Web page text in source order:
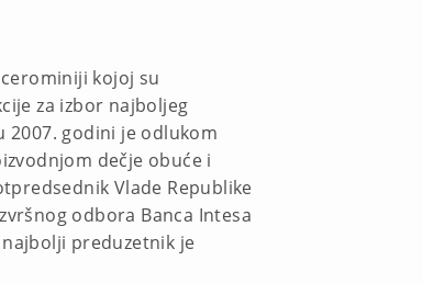
kojoj su
za izbor najboljeg
2007. godini je odlukom
dečje obuće i
Vlade Republike
odbora Banca Intesa
preduzetnik je